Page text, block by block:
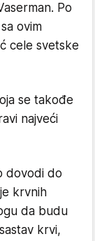
Po
ovim
cele svetske
se takođe
najveći
dovodi do
krvnih
da budu
krvi,